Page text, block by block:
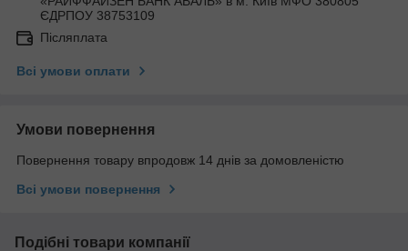
ЄДРПОУ 38753109
Післяплата
Всі умови оплати
Умови повернення
Повернення товару впродовж 14 днів за домовленістю
Всі умови повернення
Подібні товари компанії